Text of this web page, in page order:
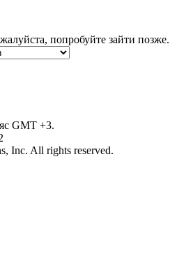
попробуйте зайти позже.
GMT +3.
Inc. All rights reserved.